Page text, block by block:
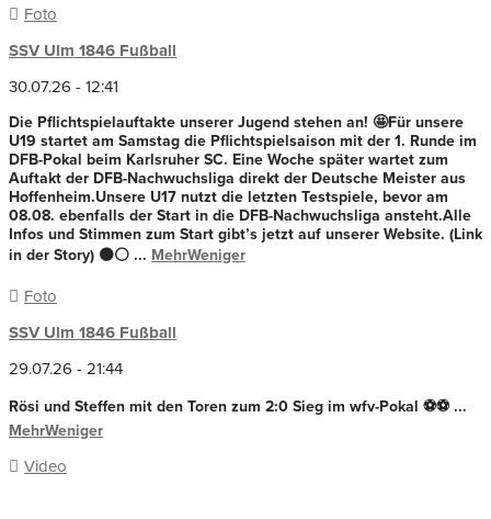
Foto
SSV Ulm 1846 Fußball
30.07.26 - 12:41
Die Pflichtspielauftakte unserer Jugend stehen an! 🤩Für unsere
U19 startet am Samstag die Pflichtspielsaison mit der 1. Runde im
DFB-Pokal beim Karlsruher SC. Eine Woche später wartet zum
Auftakt der DFB-Nachwuchsliga direkt der Deutsche Meister aus
Hoffenheim.Unsere U17 nutzt die letzten Testspiele, bevor am
08.08. ebenfalls der Start in die DFB-Nachwuchsliga ansteht.Alle
Infos und Stimmen zum Start gibt’s jetzt auf unserer Website. (Link
in der Story) ⚫⚪ ... MehrWeniger
Foto
SSV Ulm 1846 Fußball
29.07.26 - 21:44
Rösi und Steffen mit den Toren zum 2:0 Sieg im wfv-Pokal ⚽️⚽️ ...
MehrWeniger
Video